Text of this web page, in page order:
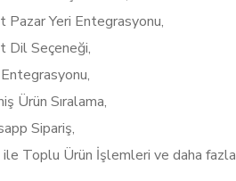
Pazar Yeri Entegrasyonu,
Dil Seçeneği,
Ürün Sıralama,
Sipariş,
Toplu Ürün İşlemleri ve daha